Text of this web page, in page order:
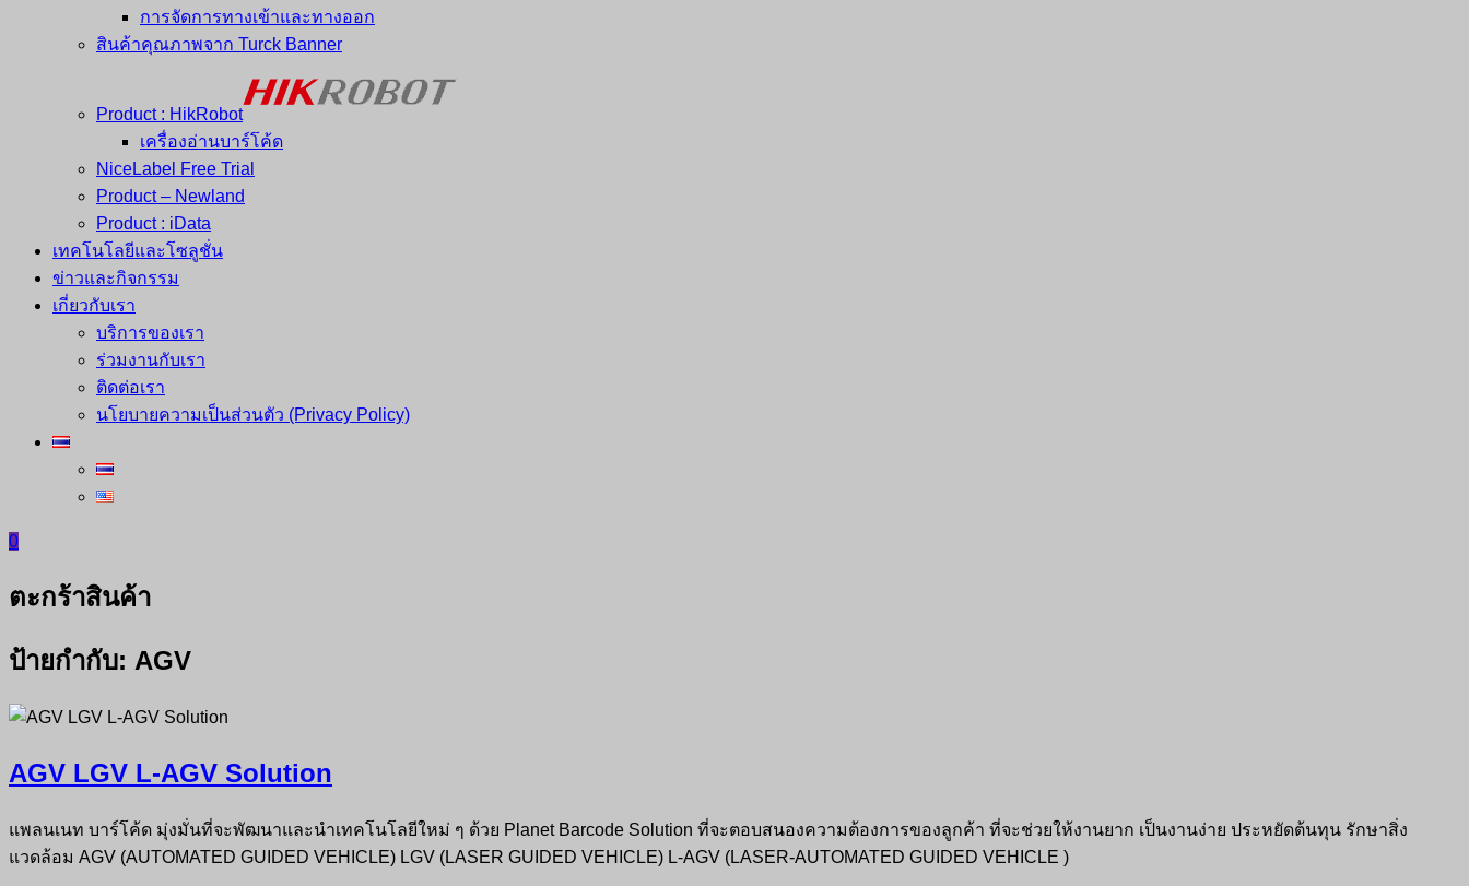
การจัดการทางเข้าและทางออก
สินค้าคุณภาพจาก Turck Banner
Product : HikRobot
เครื่องอ่านบาร์โค้ด
NiceLabel Free Trial
Product – Newland
Product : iData
เทคโนโลยีและโซลูชั่น
ข่าวและกิจกรรม
เกี่ยวกับเรา
บริการของเรา
ร่วมงานกับเรา
ติดต่อเรา
นโยบายความเป็นส่วนตัว (Privacy Policy)
0
ตะกร้าสินค้า
ป้ายกำกับ: AGV
AGV LGV L-AGV Solution
แพลนเนท บาร์โค้ด มุ่งมั่นที่จะพัฒนาและนำเทคโนโลยีใหม่ ๆ ด้วย Planet Barcode Solution ที่จะตอบสนองความต้องการของลูกค้า ที่จะช่วยให้งานยาก เป็นงานง่าย ประหยัดต้นทุน รักษาสิ่ง
แวดล้อม AGV (AUTOMATED GUIDED VEHICLE) LGV (LASER GUIDED VEHICLE) L-AGV (LASER-AUTOMATED GUIDED VEHICLE )